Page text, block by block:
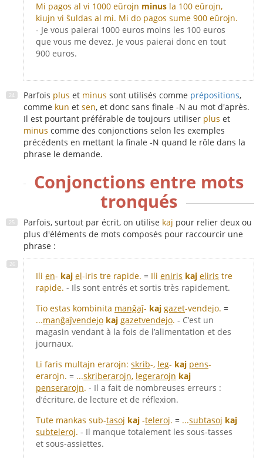
Mi pagos al vi 1000 eŭrojn minus la 100 eŭrojn,
kiujn vi ŝuldas al mi. Mi do pagos sume 900 eŭrojn.
- Je vous paierai 1000 euros moins les 100 euros
que vous me devez. Je vous paierai donc en tout
900 euros.
Parfois plus et minus sont utilisés comme prépositions,
comme kun et sen, et donc sans finale -N au mot d'après.
Il est pourtant préférable de toujours utiliser plus et
minus comme des conjonctions selon les exemples
précédents en mettant la finale -N quand le rôle dans la
phrase le demande.
Conjonctions entre mots
tronqués
Parfois, surtout par écrit, on utilise kaj pour relier deux ou
plus d'éléments de mots composés pour raccourcir une
phrase :
Ili en- kaj el-iris tre rapide. = Ili eniris kaj eliris tre
rapide. - Ils sont entrés et sortis très rapidement.
Tio estas kombinita manĝaĵ- kaj gazet-vendejo. =
...manĝaĵvendejo kaj gazetvendejo. - C’est un
magasin vendant à la fois de l’alimentation et des
journaux.
Li faris multajn erarojn: skrib-, leg- kaj pens-
erarojn. = ...skriberarojn, legerarojn kaj
penserarojn. - Il a fait de nombreuses erreurs :
d’écriture, de lecture et de réflexion.
Tute mankas sub-tasoj kaj -teleroj. = ...subtasoj kaj
subteleroj. - Il manque totalement les sous-tasses
et sous-assiettes.